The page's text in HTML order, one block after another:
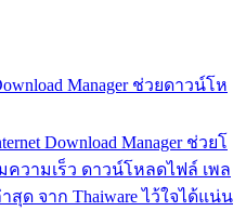
Manager ช่วยดาวน์โห
Download Manager ช่วยโ
ความเร็ว ดาวน์โหลดไฟล์ เพล
ด จาก Thaiware ไว้ใจได้แน่น